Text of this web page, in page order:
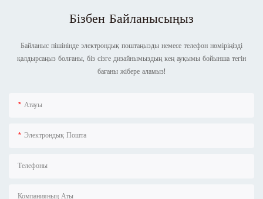
Бізбен Байланысыңыз
Байланыс пішінінде электрондық поштаңызды немесе телефон нөміріңізді
қалдырсаңыз болғаны, біз сізге дизайнымыздың кең ауқымы бойынша тегін
бағаны жібере аламыз!
Атауы
Электрондық Пошта
Телефоны
Компанияның Аты